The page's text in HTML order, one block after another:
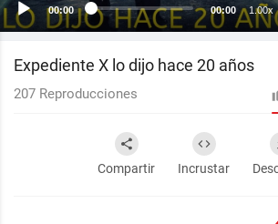
00:00 00:00 1.00x
Expediente X lo dijo hace 20 años
207 Reproducciones
Compartir Incrustar